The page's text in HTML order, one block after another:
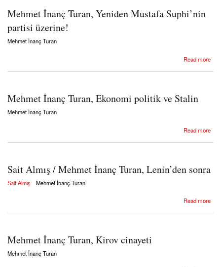
Mehmet İnanç Turan, Yeniden Mustafa Suphi’nin
partisi üzerine!
Mehmet İnanç Turan
Read more
Mehmet İnanç Turan, Ekonomi politik ve Stalin
Mehmet İnanç Turan
Read more
Sait Almış / Mehmet İnanç Turan, Lenin’den sonra
Sait Almış Mehmet İnanç Turan
Read more
Mehmet İnanç Turan, Kirov cinayeti
Mehmet İnanç Turan